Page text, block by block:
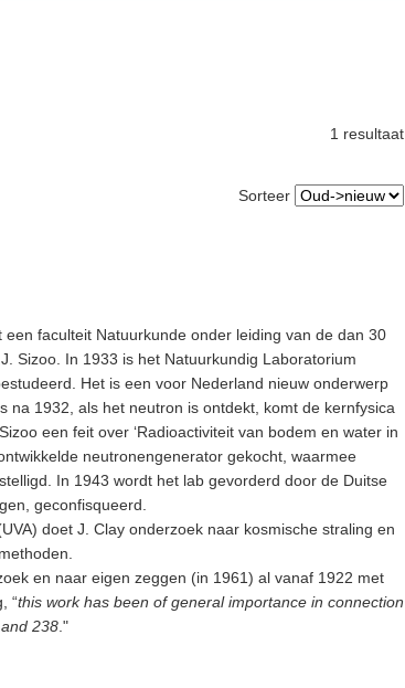
1 resultaat
Sorteer
faculteit Natuurkunde onder leiding van de dan 30
Sizoo. In 1933 is het Natuurkundig Laboratorium
Het is een voor Nederland nieuw onderwerp
na 1932, als het neutron is ontdekt, komt de kernfysica
een feit over ‘Radioactiviteit van bodem en water in
neutronengenerator gekocht, waarmee
In 1943 wordt het lab gevorderd door de Duitse
geconfisqueerd.
doet J. Clay onderzoek naar kosmische straling en
en naar eigen zeggen (in 1961) al vanaf 1922 met
“this work has been of general importance in connection
238 ."